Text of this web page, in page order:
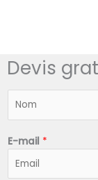
Devis
*
E-mail *